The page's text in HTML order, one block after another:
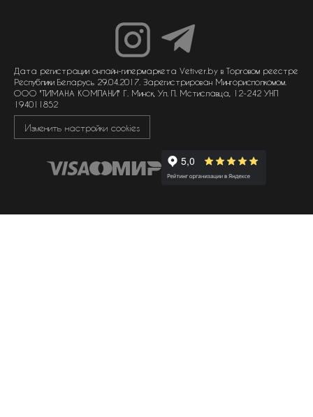
мужская парфюмерия
унисекс парфюмерия
доставка и оплата
как совершить покупку
политика обработки персональных данных
политика обработки файлов cookie
Дата регистрации онлайн-гипермаркета Vetiver.by в Торговом реестре
Республики Беларусь 29.04.2017. Зарегистрирован Мингорисполкомом.
ООО "ТИМАНА КОМПАНИ" Г. Минск, Ул. П. Мстиславца, 12-242 УНП
194011852
Изменить настройки cookies